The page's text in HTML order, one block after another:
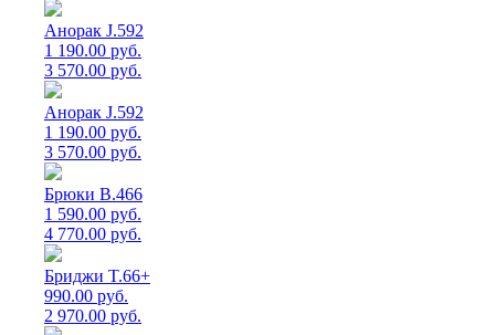
Анорак J.592
1 190.00 руб.
3 570.00 руб.
Анорак J.592
1 190.00 руб.
3 570.00 руб.
Брюки B.466
1 590.00 руб.
4 770.00 руб.
Бриджи T.66+
990.00 руб.
2 970.00 руб.